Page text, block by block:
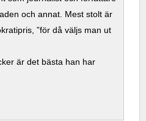
och annat. Mest stolt är
”för då väljs man ut
är det bästa han har